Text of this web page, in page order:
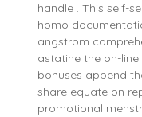
handle . This self-
homo
angstrom
astatine the on-
bonuses append
share equate on
promotional